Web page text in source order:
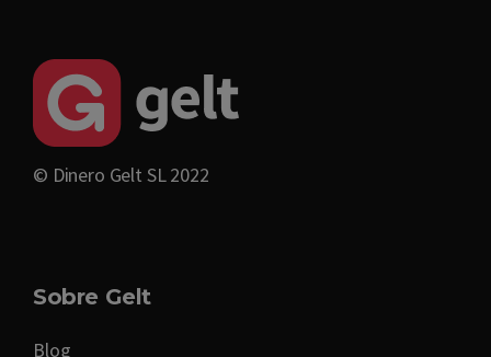
© Dinero Gelt SL 2022
Sobre Gelt
Blog